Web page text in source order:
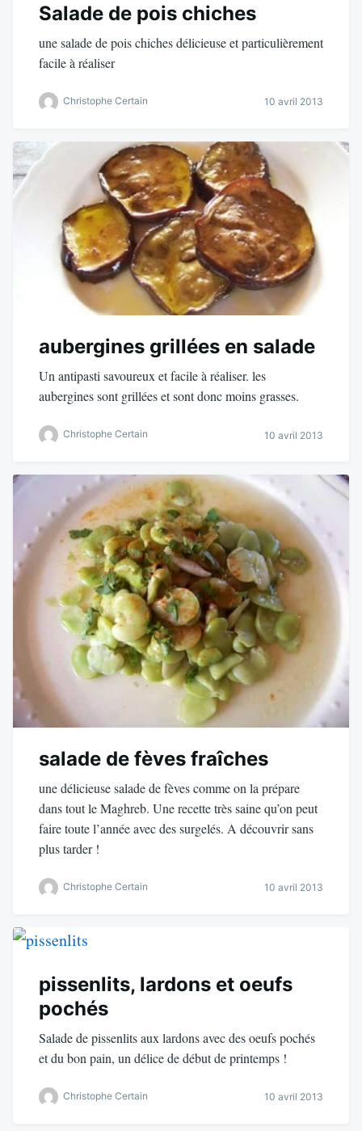
Salade de pois chiches
une salade de pois chiches délicieuse et particulièrement
facile à réaliser
Christophe Certain 10 avril 2013
aubergines grillées en salade
Un antipasti savoureux et facile à réaliser. les
aubergines sont grillées et sont donc moins grasses.
Christophe Certain 10 avril 2013
salade de fèves fraîches
une délicieuse salade de fèves comme on la prépare
dans tout le Maghreb. Une recette très saine qu’on peut
faire toute l’année avec des surgelés. A découvrir sans
plus tarder !
Christophe Certain 10 avril 2013
pissenlits, lardons et oeufs
pochés
Salade de pissenlits aux lardons avec des oeufs pochés
et du bon pain, un délice de début de printemps !
Christophe Certain 10 avril 2013